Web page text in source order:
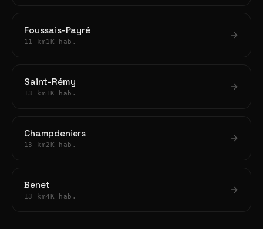
Foussais-Payré
11 km1K hab.
Saint-Rémy
13 km1K hab.
Champdeniers
13 km2K hab.
Benet
13 km4K hab.